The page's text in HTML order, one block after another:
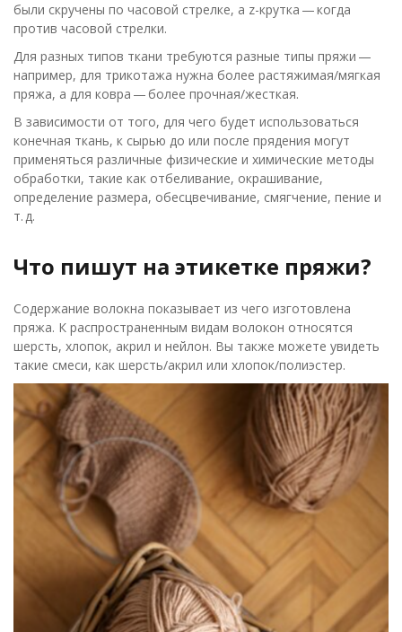
были скручены по часовой стрелке, а z-крутка — когда
против часовой стрелки.
Для разных типов ткани требуются разные типы пряжи —
например, для трикотажа нужна более растяжимая/мягкая
пряжа, а для ковра — более прочная/жесткая.
В зависимости от того, для чего будет использоваться
конечная ткань, к сырью до или после прядения могут
применяться различные физические и химические методы
обработки, такие как отбеливание, окрашивание,
определение размера, обесцвечивание, смягчение, пение и
т. д.
Что пишут на этикетке пряжи?
Содержание волокна показывает из чего изготовлена
пряжа. К распространенным видам волокон относятся
шерсть, хлопок, акрил и нейлон. Вы также можете увидеть
такие смеси, как шерсть/акрил или хлопок/полиэстер.